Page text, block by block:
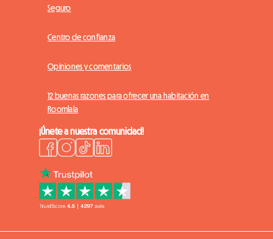
Seguro
Centro de confianza
Opiniones y comentarios
12 buenas razones para ofrecer una habitación en
Roomlala
¡Únete a nuestra comunidad!